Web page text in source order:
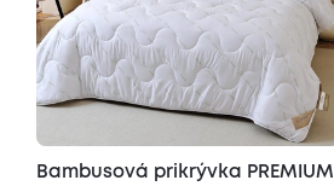
Bambusová prikrývka PREMIUM